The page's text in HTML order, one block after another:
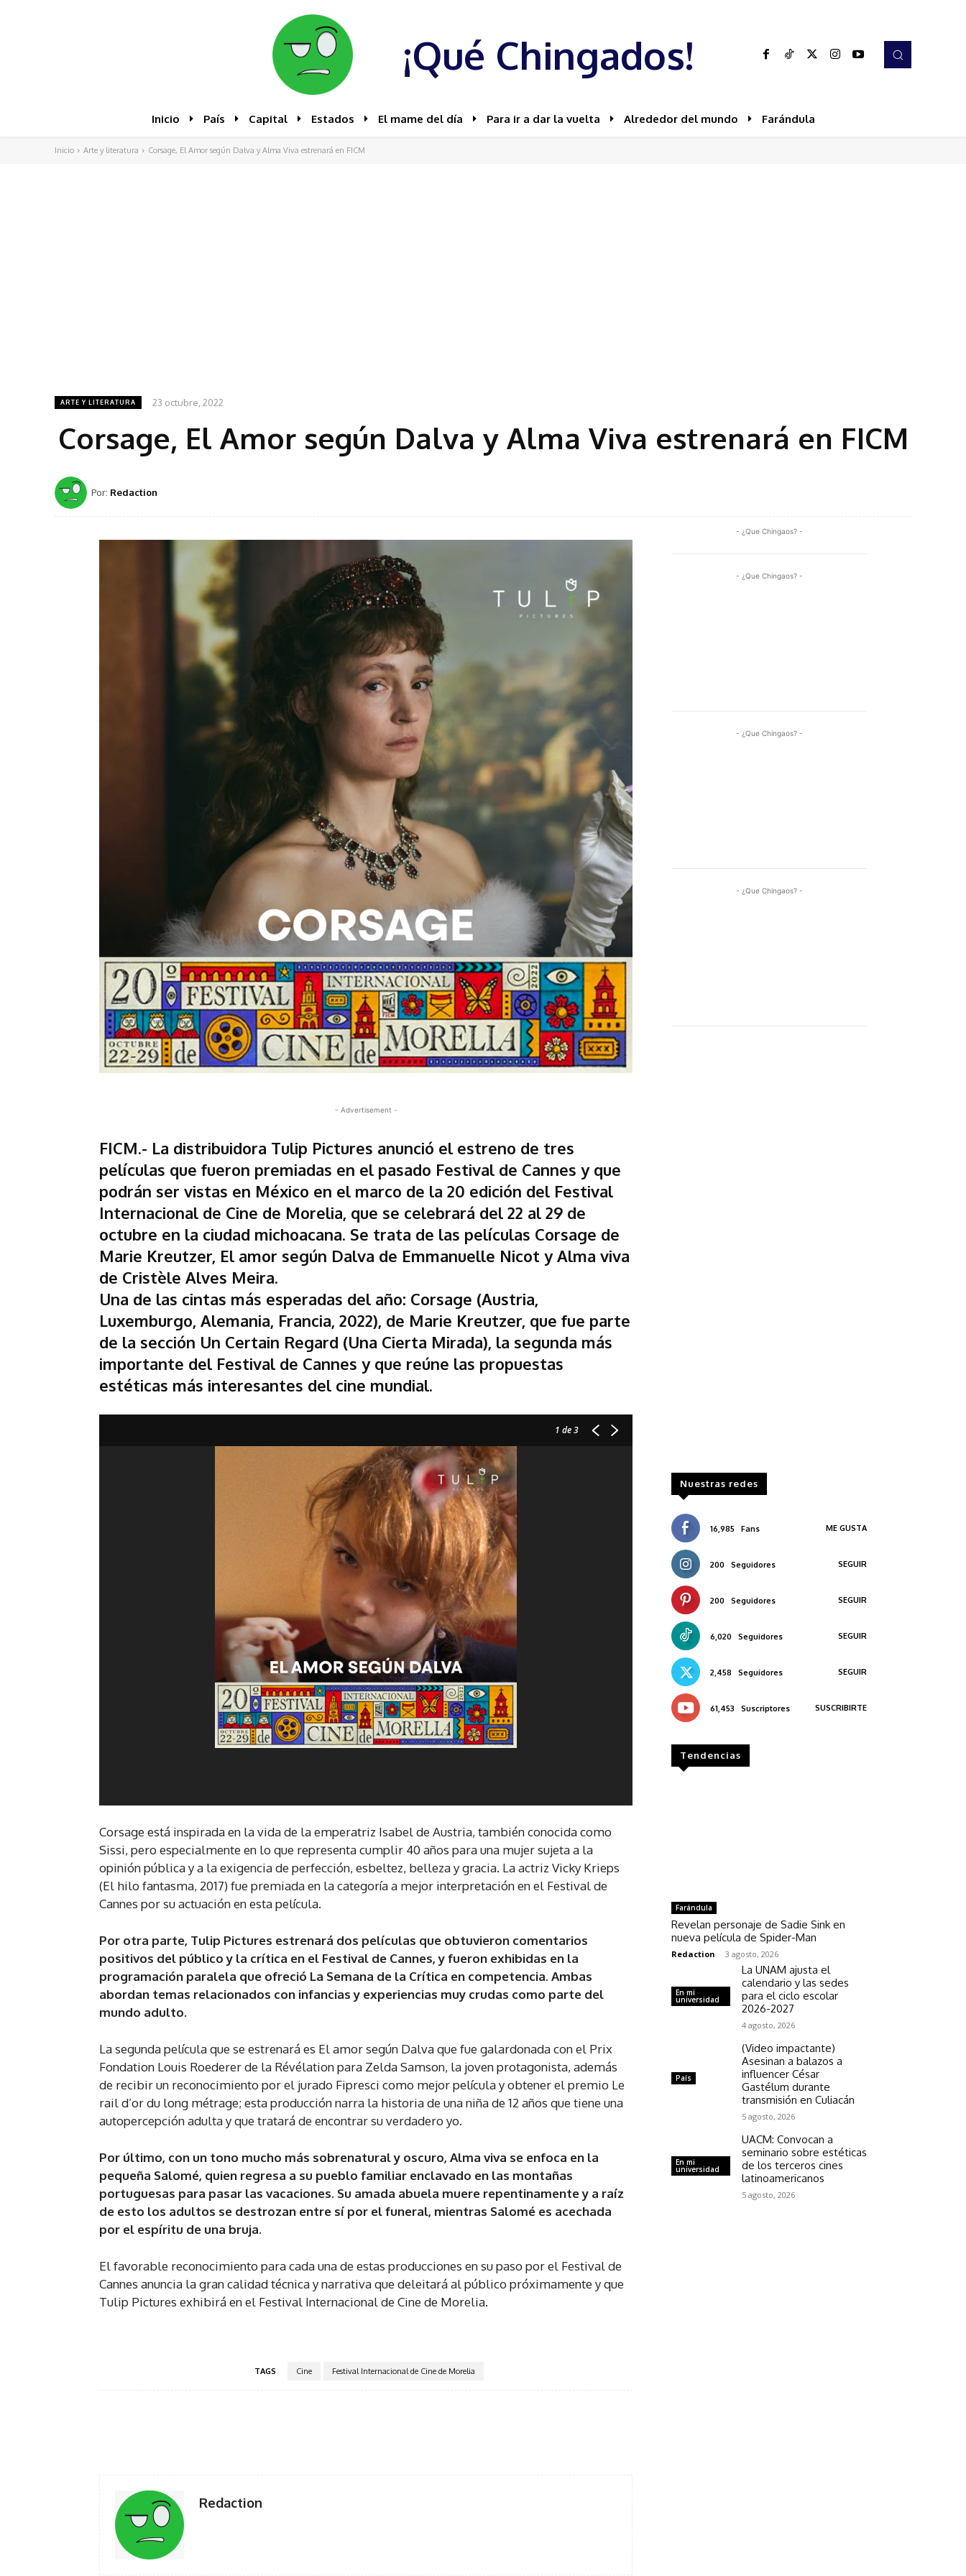
¡Qué Chingados!
Inicio País Capital Estados El mame del día Para ir a dar la vuelta Alrededor del mundo Farándula
Inicio Arte y literatura Corsage, El Amor según Dalva y Alma Viva estrenará en FICM
ARTE Y LITERATURA 23 octubre, 2022
Corsage, El Amor según Dalva y Alma Viva estrenará en FICM
Por: Redaction
- Advertisement -
FICM.- La distribuidora Tulip Pictures anunció el estreno de tres
películas que fueron premiadas en el pasado Festival de Cannes y que
podrán ser vistas en México en el marco de la 20 edición del Festival
Internacional de Cine de Morelia, que se celebrará del 22 al 29 de
octubre en la ciudad michoacana. Se trata de las películas Corsage de
Marie Kreutzer, El amor según Dalva de Emmanuelle Nicot y Alma viva
de Cristèle Alves Meira.
Una de las cintas más esperadas del año: Corsage (Austria,
Luxemburgo, Alemania, Francia, 2022), de Marie Kreutzer, que fue parte
de la sección Un Certain Regard (Una Cierta Mirada), la segunda más
importante del Festival de Cannes y que reúne las propuestas
estéticas más interesantes del cine mundial.
1 de 3
Corsage está inspirada en la vida de la emperatriz Isabel de Austria, también conocida como
Sissi, pero especialmente en lo que representa cumplir 40 años para una mujer sujeta a la
opinión pública y a la exigencia de perfección, esbeltez, belleza y gracia. La actriz Vicky Krieps
(El hilo fantasma, 2017) fue premiada en la categoría a mejor interpretación en el Festival de
Cannes por su actuación en esta película.
Por otra parte, Tulip Pictures estrenará dos películas que obtuvieron comentarios
positivos del público y la crítica en el Festival de Cannes, y fueron exhibidas en la
programación paralela que ofreció La Semana de la Crítica en competencia. Ambas
abordan temas relacionados con infancias y experiencias muy crudas como parte del
mundo adulto.
La segunda película que se estrenará es El amor según Dalva que fue galardonada con el Prix
Fondation Louis Roederer de la Révélation para Zelda Samson, la joven protagonista, además
de recibir un reconocimiento por el jurado Fipresci como mejor película y obtener el premio Le
rail d’or du long métrage; esta producción narra la historia de una niña de 12 años que tiene una
autopercepción adulta y que tratará de encontrar su verdadero yo.
Por último, con un tono mucho más sobrenatural y oscuro, Alma viva se enfoca en la
pequeña Salomé, quien regresa a su pueblo familiar enclavado en las montañas
portuguesas para pasar las vacaciones. Su amada abuela muere repentinamente y a raíz
de esto los adultos se destrozan entre sí por el funeral, mientras Salomé es acechada
por el espíritu de una bruja.
El favorable reconocimiento para cada una de estas producciones en su paso por el Festival de
Cannes anuncia la gran calidad técnica y narrativa que deleitará al público próximamente y que
Tulip Pictures exhibirá en el Festival Internacional de Cine de Morelia.
TAGS Cine Festival Internacional de Cine de Morelia
Redaction
- ¿Que Chingaos? -
- ¿Que Chingaos? -
- ¿Que Chingaos? -
- ¿Que Chingaos? -
Nuestras redes
16,985 Fans ME GUSTA
200 Seguidores SEGUIR
200 Seguidores SEGUIR
6,020 Seguidores SEGUIR
2,458 Seguidores SEGUIR
61,453 Suscriptores SUSCRIBIRTE
Tendencias
Farándula
Revelan personaje de Sadie Sink en
nueva película de Spider-Man
Redaction - 3 agosto, 2026
En mi
universidad
La UNAM ajusta el
calendario y las sedes
para el ciclo escolar
2026-2027
4 agosto, 2026
País
(Video impactante)
Asesinan a balazos a
influencer César
Gastélum durante
transmisión en Culiacán
5 agosto, 2026
En mi
universidad
UACM: Convocan a
seminario sobre estéticas
de los terceros cines
latinoamericanos
5 agosto, 2026